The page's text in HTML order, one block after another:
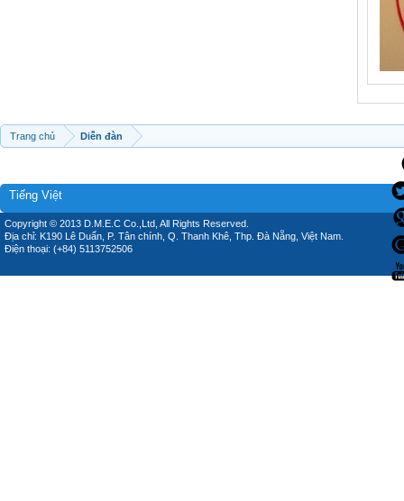
Trang chủ Diễn đàn
Tiếng Việt
Copyright © 2013 D.M.E.C Co.,Ltd, All Rights Reserved.
Địa chỉ: K190 Lê Duẩn, P. Tân chính, Q. Thanh Khê, Thp. Đà Nẵng, Việt Nam.
Điện thoại: (+84) 5113752506